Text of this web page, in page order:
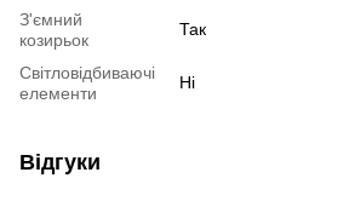
З'ємний
козирьок
Так
Світловідбиваючі
елементи
Ні
Відгуки